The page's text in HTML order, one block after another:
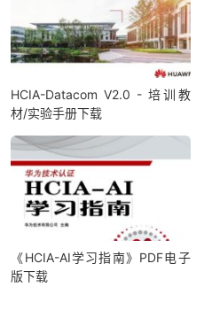
HCIA-Datacom V2.0 - 培训教
材/实验手册下载
《HCIA-AI学习指南》PDF电子
版下载